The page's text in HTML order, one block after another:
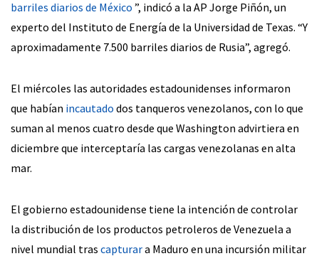
barriles diarios de México ”, indicó a la AP Jorge Piñón, un
experto del Instituto de Energía de la Universidad de Texas. “Y
aproximadamente 7.500 barriles diarios de Rusia”, agregó.
El miércoles las autoridades estadounidenses informaron
que habían incautado dos tanqueros venezolanos, con lo que
suman al menos cuatro desde que Washington advirtiera en
diciembre que interceptaría las cargas venezolanas en alta
mar.
El gobierno estadounidense tiene la intención de controlar
la distribución de los productos petroleros de Venezuela a
nivel mundial tras capturara Maduro en una incursión militar